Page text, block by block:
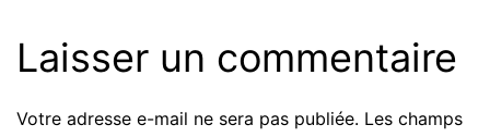
Laisser un commentaire
Votre adresse e-mail ne sera pas publiée. Les champs